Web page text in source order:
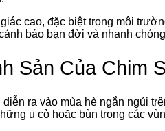
cao, đặc biệt trong môi
báo bạn đời và nhanh
Sản Của Chim
ra vào mùa hè ngắn ngủi
ụ cỏ hoặc bùn trong các